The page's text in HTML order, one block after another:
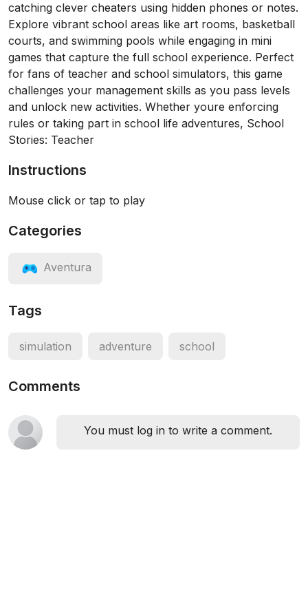
catching clever cheaters using hidden phones or notes.
Explore vibrant school areas like art rooms, basketball
courts, and swimming pools while engaging in mini
games that capture the full school experience. Perfect
for fans of teacher and school simulators, this game
challenges your management skills as you pass levels
and unlock new activities. Whether youre enforcing
rules or taking part in school life adventures, School
Stories: Teacher
Instructions
Mouse click or tap to play
Categories
Aventura
Tags
simulation adventure school
Comments
You must log in to write a comment.